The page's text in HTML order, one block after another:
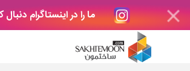
ما را در اینستاگرام دنبال